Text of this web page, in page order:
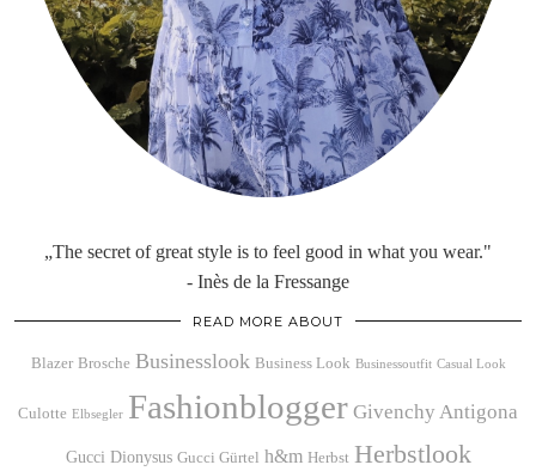
„The secret of great style is to feel good in what you wear."
- Inès de la Fressange
READ MORE ABOUT
Blazer Brosche Businesslook Business Look Businessoutfit Casual Look
Culotte Elbsegler Fashionblogger Givenchy Antigona
Gucci Dionysus Gucci Gürtel h&m Herbst Herbstlook